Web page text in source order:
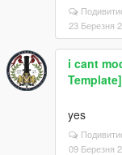
23 Березня
i cant
Template]
yes
09 Березня